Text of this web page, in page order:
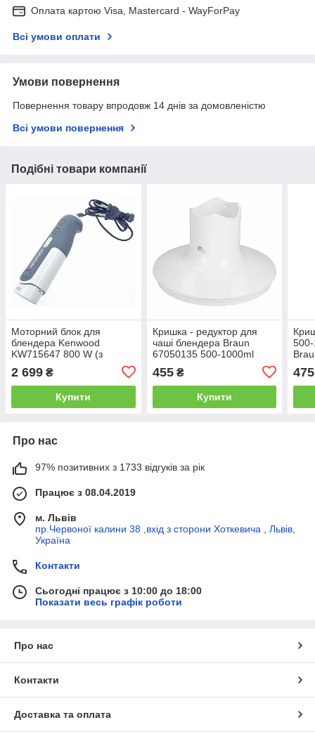
Оплата картою Visa, Mastercard - WayForPay
Всі умови оплати
Умови повернення
Повернення товару впродовж 14 днів за домовленістю
Всі умови повернення
Подібні товари компанії
Моторний блок для
блендера Kenwood
KW715647 800 W (з
регулюванням швидкості)
2 699 ₴
Купити
Кришка - редуктор для
чаші блендера Braun
67050135 500-1000ml
455₴
Купити
475
Про нас
97% позитивних з 1733 відгуків за рік
Працює з 08.04.2019
м. Львів
пр.Червоної калини 38 ,вхід з сторони Хоткевича , Львів,
Україна
Контакти
Сьогодні працює з 10:00 до 18:00
Показати весь графік роботи
Про нас
Контакти
Доставка та оплата